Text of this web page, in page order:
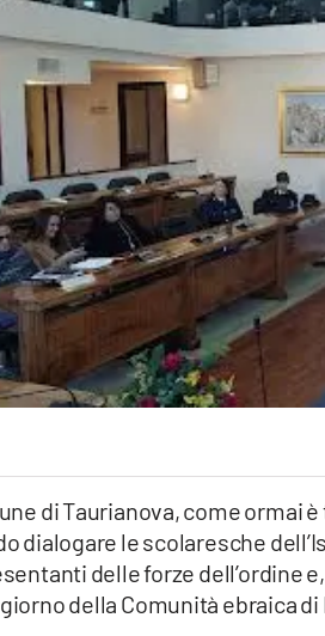
di Taurianova, come ormai
dialogare le scolaresche
delle forze dell’ordine
della Comunità ebraica di